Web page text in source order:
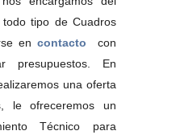
tipo de Cuadros
en contacto
con
presupuestos. En
una oferta
le ofreceremos un
Técnico para